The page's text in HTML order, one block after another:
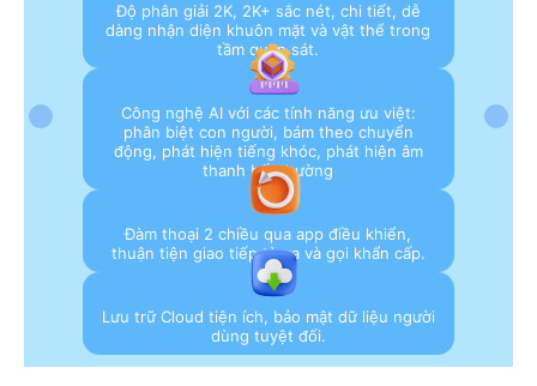
Độ phân giải 2K, 2K+ sắc nét, chi tiết, dễ
dàng nhận diện khuôn mặt và vật thể trong
tầm quan sát.
Công nghệ AI với các tính năng ưu việt:
phân biệt con người, bám theo chuyển
động, phát hiện tiếng khóc, phát hiện âm
thanh bất thường
Đàm thoại 2 chiều qua app điều khiển,
thuận tiện giao tiếp từ xa và gọi khẩn cấp.
Lưu trữ Cloud tiện ích, bảo mật dữ liệu người
dùng tuyệt đối.